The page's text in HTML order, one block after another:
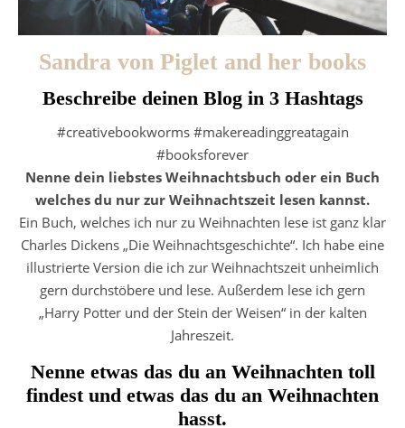
Sandra von Piglet and her books
Beschreibe deinen Blog in 3 Hashtags
#creativebookworms #makereadinggreatagain
#booksforever
Nenne dein liebstes Weihnachtsbuch oder ein Buch
welches du nur zur Weihnachtszeit lesen kannst.
Ein Buch, welches ich nur zu Weihnachten lese ist ganz klar
Charles Dickens „Die Weihnachtsgeschichte“. Ich habe eine
illustrierte Version die ich zur Weihnachtszeit unheimlich
gern durchstöbere und lese. Außerdem lese ich gern
„Harry Potter und der Stein der Weisen“ in der kalten
Jahreszeit.
Nenne etwas das du an Weihnachten toll
findest und etwas das du an Weihnachten
hasst.